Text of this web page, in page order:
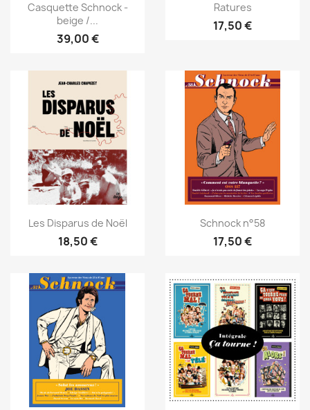
Casquette Schnock -
beige /...
39,00 €
Ratures
17,50 €
Les Disparus de Noël
18,50 €
Schnock n°58
17,50 €